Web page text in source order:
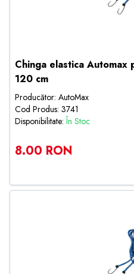
Chinga elastica
120 cm
Producător: AutoMax
Cod Produs: 3741
Disponibilitate:În Stoc
8.00 RON